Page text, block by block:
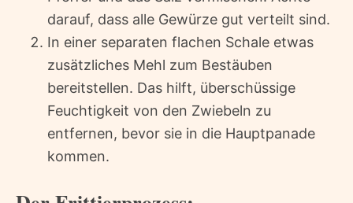
darauf, dass alle Gewürze gut verteilt sind.
In einer separaten flachen Schale etwas
zusätzliches Mehl zum Bestäuben
bereitstellen. Das hilft, überschüssige
Feuchtigkeit von den Zwiebeln zu
entfernen, bevor sie in die Hauptpanade
kommen.